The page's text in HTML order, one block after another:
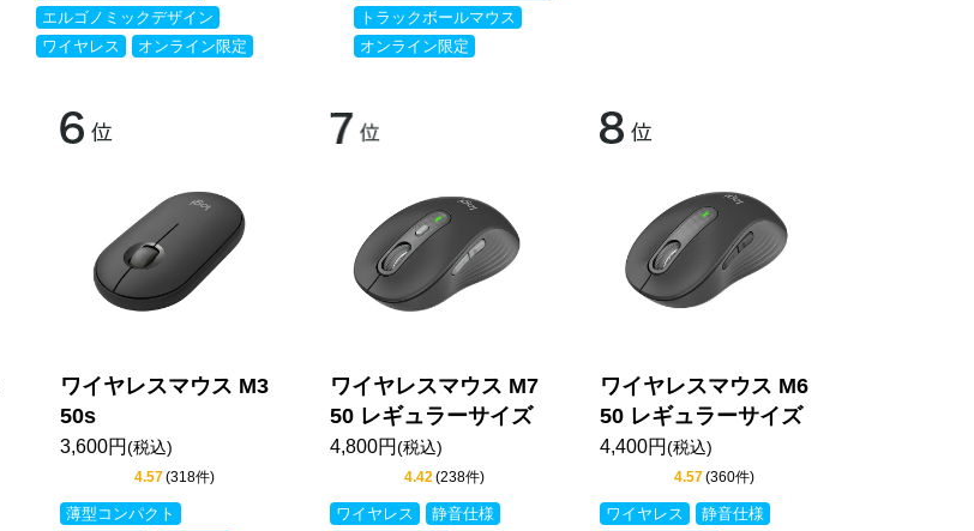
エルゴノミックデザイン
ワイヤレス
オンライン限定
トラックボールマウス
オンライン限定
ワイヤレスマウス M3
50s
3,600円(税込)
4.57(318件)
薄型コンパクト
ワイヤレスマウス M7
50 レギュラーサイズ
4,800円(税込)
4.42 (238件)
ワイヤレス
静音仕様
ワイヤレスマウス M6
50 レギュラーサイズ
4,400円(税込)
4.57(360件)
ワイヤレス
静音仕様